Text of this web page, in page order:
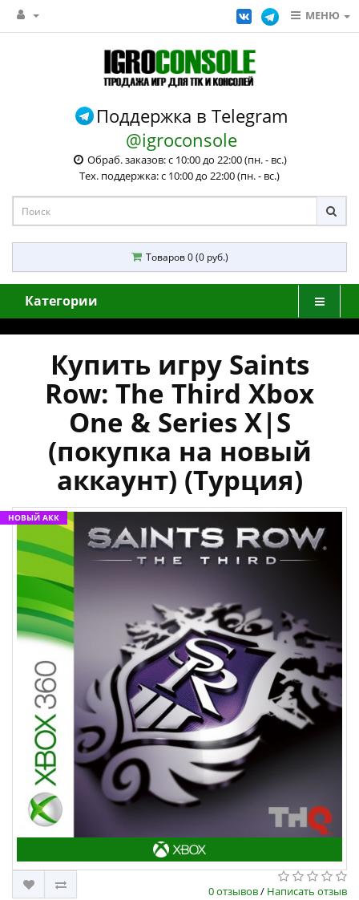
МЕНЮ
Поддержка в Telegram
@igroconsole
Обраб. заказов: с 10:00 до 22:00 (пн. - вс.)
Тех. поддержка: с 10:00 до 22:00 (пн. - вс.)
Товаров 0 (0 руб.)
Категории
Купить игру Saints
Row: The Third Xbox
One & Series X|S
(покупка на новый
аккаунт) (Турция)
НОВЫЙ АКК
0 отзывов/ Написать отзыв